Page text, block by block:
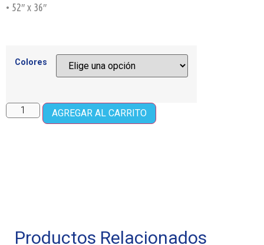
• 52″ x 36″
Colores
AGREGAR AL CARRITO
Productos Relacionados